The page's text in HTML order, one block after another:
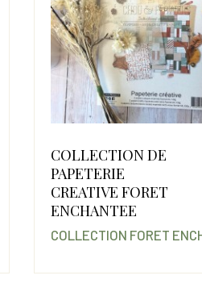
Prix de base
COLLECTION DE
PAPETERIE
CREATIVE FORET
ENCHANTEE
COLLECTION FORET